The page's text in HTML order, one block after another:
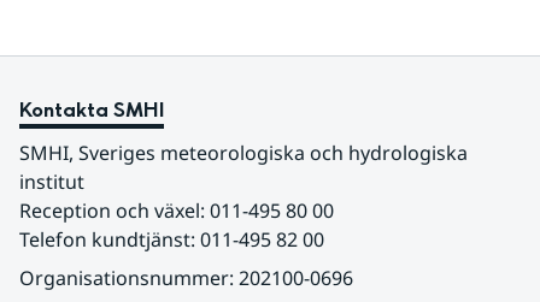
Kontakta SMHI
SMHI, Sveriges meteorologiska och hydrologiska
institut
Reception och växel: 011-495 80 00
Telefon kundtjänst: 011-495 82 00
Organisationsnummer: 202100-0696